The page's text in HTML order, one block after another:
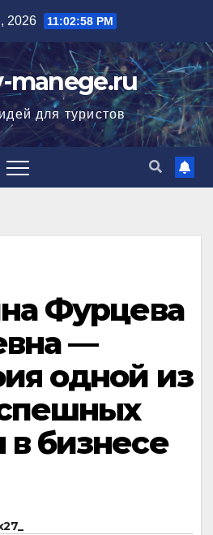
2026 11:02:59 PM
manege.ru
для туристов
Фурцева
—
одной из
бизнесе